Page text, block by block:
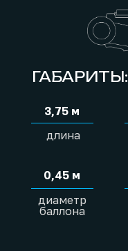
ГАБАРИТЫ:
3,75 м
длина
диаметр
баллона
0,45 м